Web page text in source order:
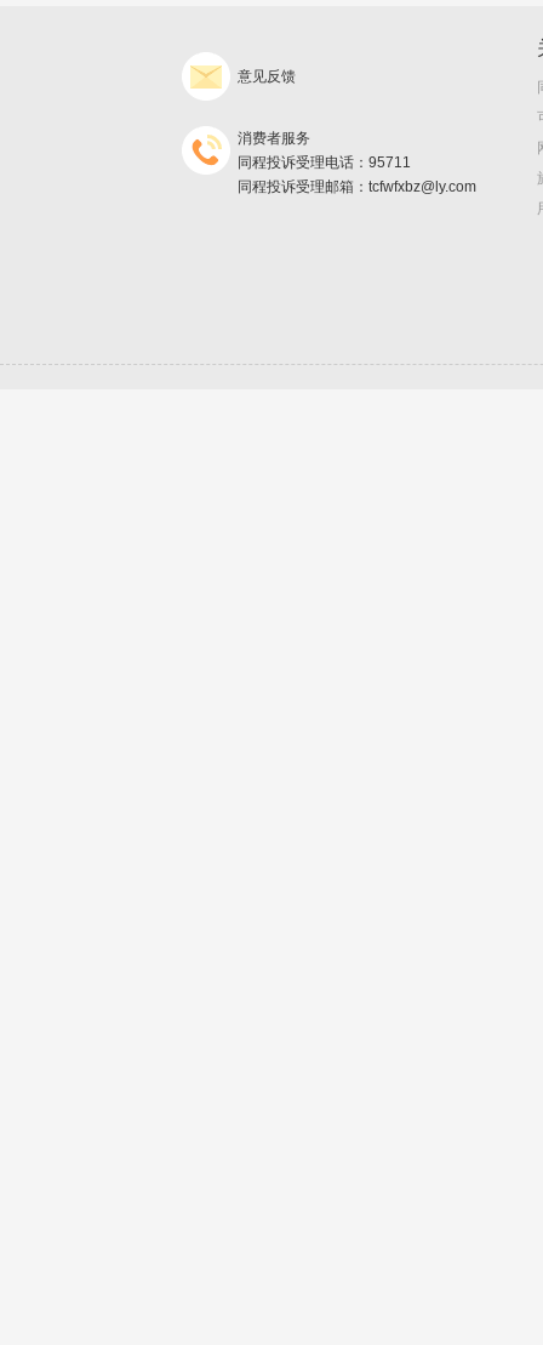
意见反馈
消费者服务
同程投诉受理电话：95711
同程投诉受理邮箱：tcfwfxbz@ly.com